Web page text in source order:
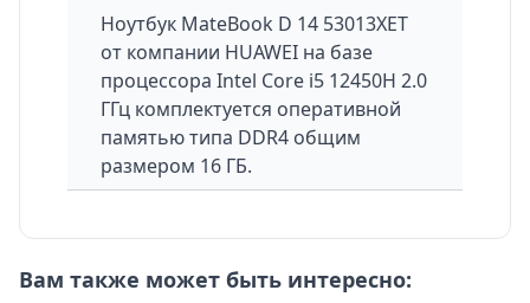
Ноутбук MateBook D 14 53013XET
от компании HUAWEI на базе
процессора Intel Core i5 12450H 2.0
ГГц комплектуется оперативной
памятью типа DDR4 общим
размером 16 ГБ.
Вам также может быть интересно: